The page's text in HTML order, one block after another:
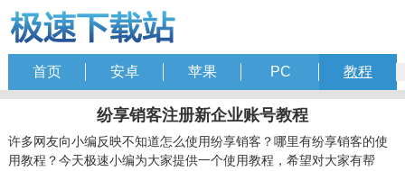
首页 安卓 苹果 PC 教程
纷享销客注册新企业账号教程
许多网友向小编反映不知道怎么使用纷享销客？哪里有纷享销客的使
用教程？今天极速小编为大家提供一个使用教程，希望对大家有帮